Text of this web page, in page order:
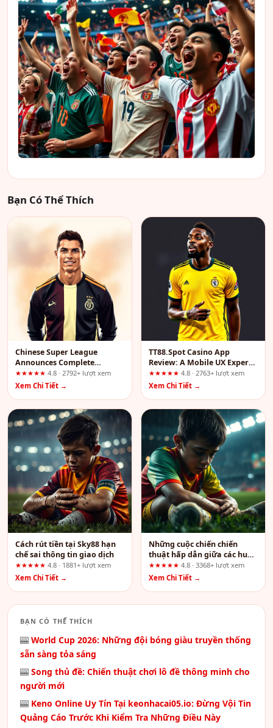
Bạn Có Thể Thích
Chinese Super League
Announces Complete
Reboot: Separating Fact
from Hype
★★★★★ 4.8 · 2792+ lượt xem
Xem Chi Tiết →
TT88.Spot Casino App
Review: A Mobile UX Expert’s
Take on Who Should Skip It
★★★★★ 4.8 · 2763+ lượt xem
Xem Chi Tiết →
Cách rút tiền tại Sky88 hạn
chế sai thông tin giao dịch
★★★★★ 4.8 · 1881+ lượt xem
Xem Chi Tiết →
Những cuộc chiến chiến
thuật hấp dẫn giữa các huấn
luyện viên
★★★★★ 4.8 · 3368+ lượt xem
Xem Chi Tiết →
BẠN CÓ THỂ THÍCH
🎰 World Cup 2026: Những đội bóng giàu truyền thống
sẵn sàng tỏa sáng
🎰 Song thủ đề: Chiến thuật chơi lô đề thông minh cho
người mới
🎰 Keno Online Uy Tín Tại keonhacai05.io: Đừng Vội Tin
Quảng Cáo Trước Khi Kiểm Tra Những Điều Này